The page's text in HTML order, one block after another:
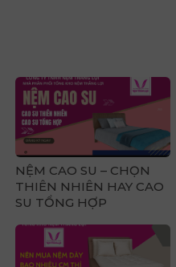
NỆM CAO SU – CHỌN
THIÊN NHIÊN HAY CAO
SU TỔNG HỢP